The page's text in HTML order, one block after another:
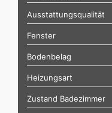
Ausstattungsqualität
Fenster
Bodenbelag
Heizungsart
Zustand Badezimmer